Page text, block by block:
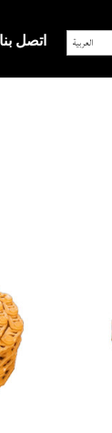
اتصل بنا